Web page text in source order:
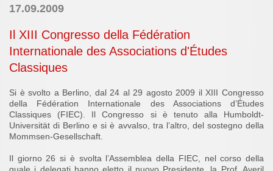
17.09.2009
Il XIII Congresso della Fédération
Internationale des Associations d'Études
Classiques
Si è svolto a Berlino, dal 24 al 29 agosto 2009 il XIII Congresso
della Fédération Internationale des Associations d’Études
Classiques (FIEC). Il Congresso si è tenuto alla Humboldt-
Universität di Berlino e si è avvalso, tra l’altro, del sostegno della
Mommsen-Gesellschaft.
Il giorno 26 si è svolta l’Assemblea della FIEC, nel corso della